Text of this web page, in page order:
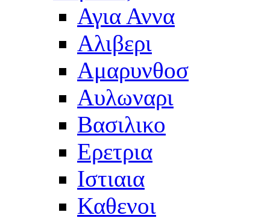
Αγια Αννα
Αλιβερι
Αμαρυνθοσ
Αυλωναρι
Βασιλικο
Ερετρια
Ιστιαια
Καθενοι